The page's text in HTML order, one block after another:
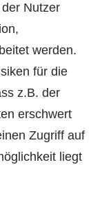
Nutzer
werden.
für die
z.B. der
erschwert
Zugriff auf
liegt